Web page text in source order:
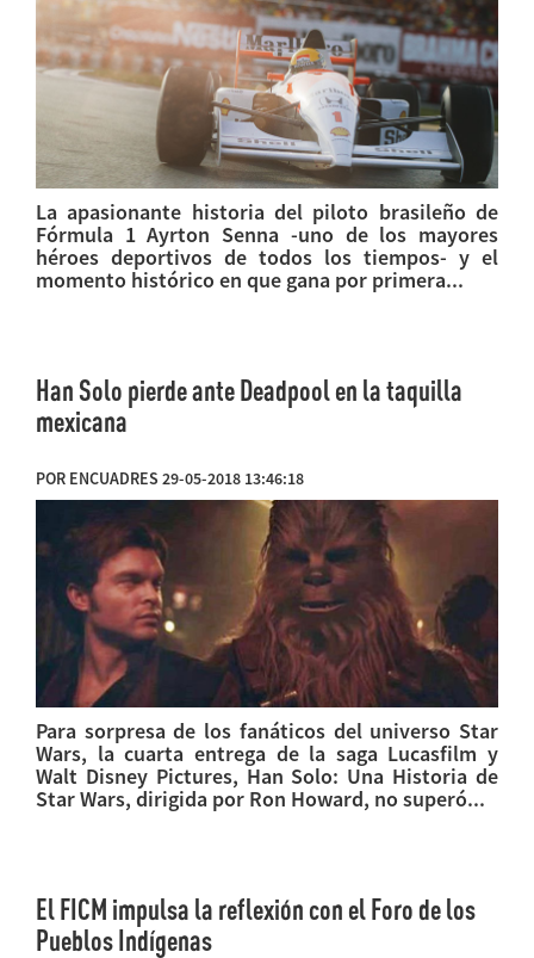
La apasionante historia del piloto brasileño de
Fórmula 1 Ayrton Senna -uno de los mayores
héroes deportivos de todos los tiempos- y el
momento histórico en que gana por primera...
Han Solo pierde ante Deadpool en la taquilla
mexicana
POR ENCUADRES 29-05-2018 13:46:18
Para sorpresa de los fanáticos del universo Star
Wars, la cuarta entrega de la saga Lucasfilm y
Walt Disney Pictures, Han Solo: Una Historia de
Star Wars, dirigida por Ron Howard, no superó...
El FICM impulsa la reflexión con el Foro de los
Pueblos Indígenas